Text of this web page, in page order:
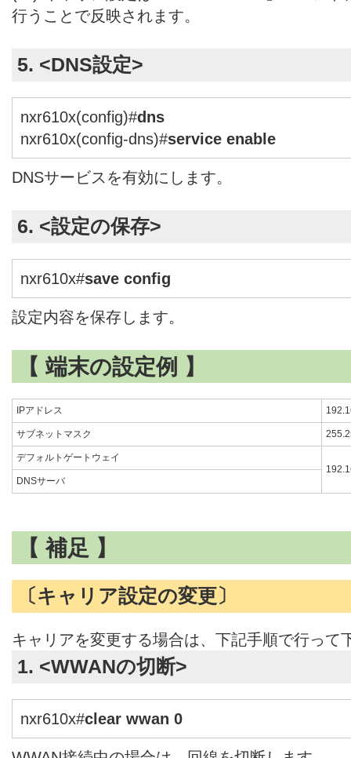
行うことで反映されます。
5. <DNS設定>
nxr610x(config)#dns
nxr610x(config-dns)#service enable
DNSサービスを有効にします。
6. <設定の保存>
nxr610x#save config
設定内容を保存します。
【 端末の設定例 】
IPアドレス
サブネットマスク
デフォルトゲートウェイ
DNSサーバ
【 補足 】
〔キャリア設定の変更〕
キャリアを変更する場合は、下記手順で行って
1. <WWANの切断>
nxr610x#clear wwan 0